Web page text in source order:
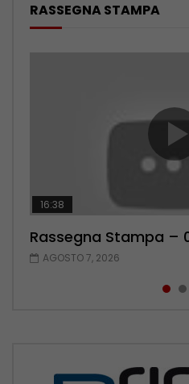
RASSEGNA STAMPA
16:38
Rassegna Stampa –
AGOSTO 7, 2026
17:38
Rassegna Stampa –
AGOSTO 6, 2026